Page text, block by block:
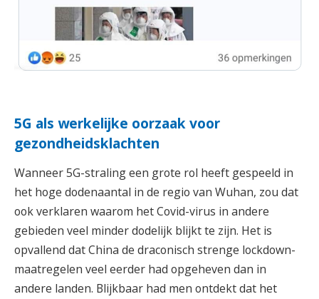
5G als werkelijke oorzaak voor
gezondheidsklachten
Wanneer 5G-straling een grote rol heeft gespeeld in
het hoge dodenaantal in de regio van Wuhan, zou dat
ook verklaren waarom het Covid-virus in andere
gebieden veel minder dodelijk blijkt te zijn. Het is
opvallend dat China de draconisch strenge lockdown-
maatregelen veel eerder had opgeheven dan in
andere landen. Blijkbaar had men ontdekt dat het